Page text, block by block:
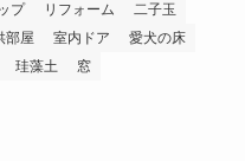
プ リフォーム
二子玉
部屋 室内ドア
愛犬の床
珪藻土
窓